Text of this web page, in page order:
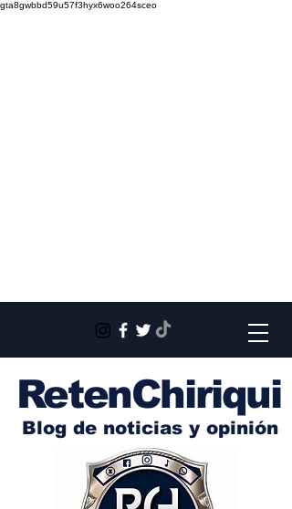
gta8gwbbd59u57f3hyx6woo264sceo
RetenChiriqui
Blog de noticias y opinión